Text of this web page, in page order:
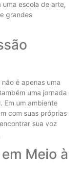
escola de arte,
grandes
é apenas uma
uma jornada
Em um ambiente
com suas próprias
sua voz
Meio à